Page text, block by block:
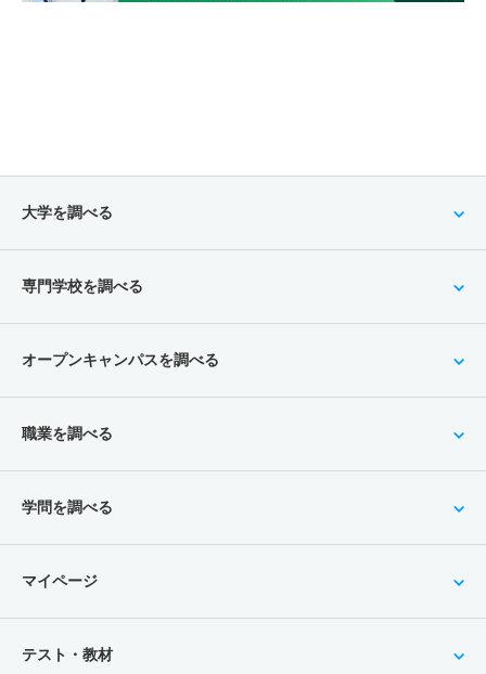
大学を調べる
専門学校を調べる
オープンキャンパスを調べる
職業を調べる
学問を調べる
マイページ
テスト・教材